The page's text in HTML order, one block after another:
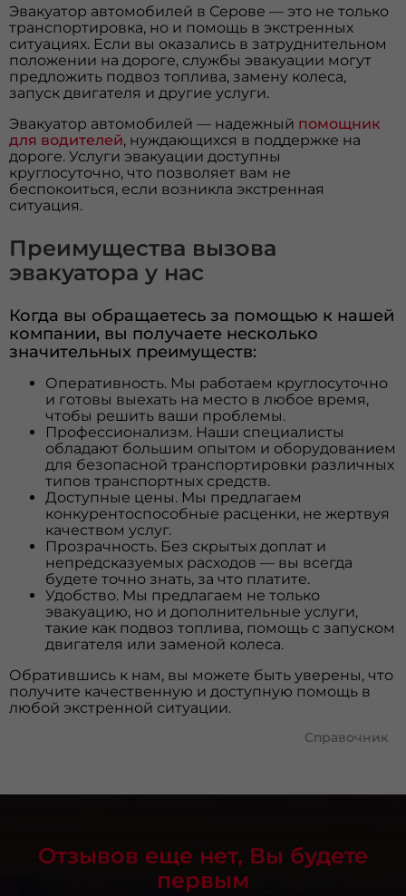
Эвакуатор автомобилей в Серове — это не только
транспортировка, но и помощь в экстренных
ситуациях. Если вы оказались в затруднительном
положении на дороге, службы эвакуации могут
предложить подвоз топлива, замену колеса,
запуск двигателя и другие услуги.
Эвакуатор автомобилей — надежный помощник
для водителей, нуждающихся в поддержке на
дороге. Услуги эвакуации доступны
круглосуточно, что позволяет вам не
беспокоиться, если возникла экстренная
ситуация.
Преимущества вызова
эвакуатора у нас
Когда вы обращаетесь за помощью к нашей
компании, вы получаете несколько
значительных преимуществ:
Оперативность. Мы работаем круглосуточно
и готовы выехать на место в любое время,
чтобы решить ваши проблемы.
Профессионализм. Наши специалисты
обладают большим опытом и оборудованием
для безопасной транспортировки различных
типов транспортных средств.
Доступные цены. Мы предлагаем
конкурентоспособные расценки, не жертвуя
качеством услуг.
Прозрачность. Без скрытых доплат и
непредсказуемых расходов — вы всегда
будете точно знать, за что платите.
Удобство. Мы предлагаем не только
эвакуацию, но и дополнительные услуги,
такие как подвоз топлива, помощь с запуском
двигателя или заменой колеса.
Обратившись к нам, вы можете быть уверены, что
получите качественную и доступную помощь в
любой экстренной ситуации.
Справочник
Отзывов еще нет, Вы будете
первым